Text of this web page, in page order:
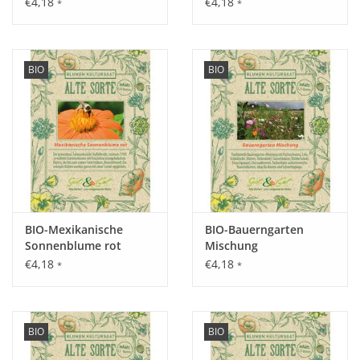
Aussaat:
Entweder ab April drinnen vorziehen oder ab Mitte Mai - Juni
direkt im Freiland.
Keimung:
Optimale Temperatur zur Keimung: 18 - 22 °C.
Pflanzabstand 15 x 15 cm.
Saattiefe: Lichtkeimer, Saatgut nur andrücken.
* *
BIO
BIO-Mexikanische
Sonnenblume rot
€4,18 *
BIO
BIO-Bauerngarten
Mischung
€4,18 *
BIO BIO